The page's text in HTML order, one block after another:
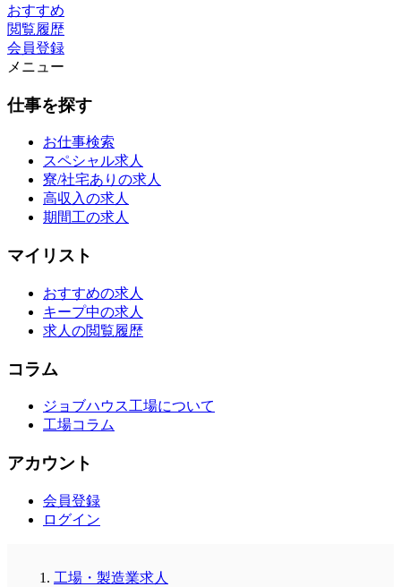
おすすめ
閲覧履歴
会員登録
メニュー
仕事を探す
お仕事検索
スペシャル求人
寮/社宅ありの求人
高収入の求人
期間工の求人
マイリスト
おすすめの求人
キープ中の求人
求人の閲覧履歴
コラム
ジョブハウス工場について
工場コラム
アカウント
会員登録
ログイン
工場・製造業求人